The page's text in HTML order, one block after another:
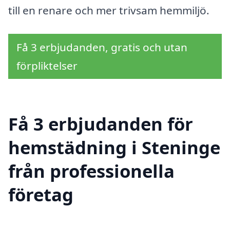
till en renare och mer trivsam hemmiljö.
Få 3 erbjudanden, gratis och utan
förpliktelser
Få 3 erbjudanden för
hemstädning i Steninge
från professionella
företag